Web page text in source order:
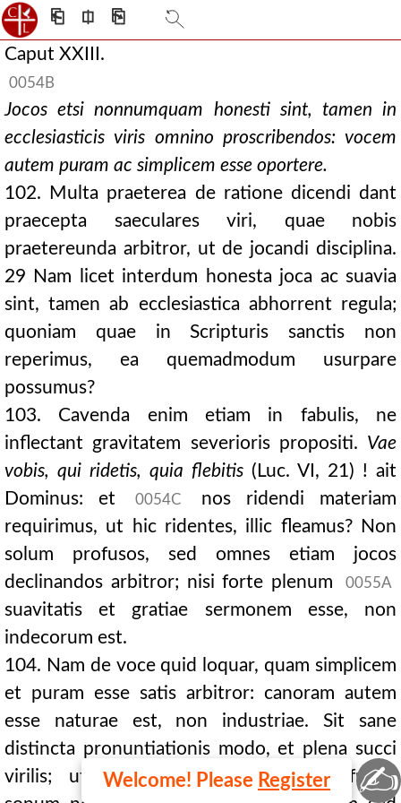
⎗ ⎅ ⎘
Welcome! Please Register
Caput XXIII.
0054B
Jocos etsi nonnumquam honesti sint, tamen in
ecclesiasticis viris omnino proscribendos: vocem
autem puram ac simplicem esse oportere.
102. Multa praeterea de ratione dicendi dant
praecepta saeculares viri, quae nobis
praetereunda arbitror, ut de jocandi disciplina.
29 Nam licet interdum honesta joca ac suavia
sint, tamen ab ecclesiastica abhorrent regula;
quoniam quae in Scripturis sanctis non
reperimus, ea quemadmodum usurpare
possumus?
103. Cavenda enim etiam in fabulis, ne
inflectant gravitatem severioris propositi. Vae
vobis, qui ridetis, quia flebitis (Luc. VI, 21) ! ait
Dominus: et
0054C
nos ridendi materiam
requirimus, ut hic ridentes, illic fleamus? Non
solum profusos, sed omnes etiam jocos
declinandos arbitror; nisi forte plenum
0055A
suavitatis et gratiae sermonem esse, non
indecorum est.
104. Nam de voce quid loquar, quam simplicem
et puram esse satis arbitror: canoram autem
esse naturae est, non industriae. Sit sane
distincta pronuntiationis modo, et plena succi
virilis; ut agrestem ac subrusticum fugiat
✍